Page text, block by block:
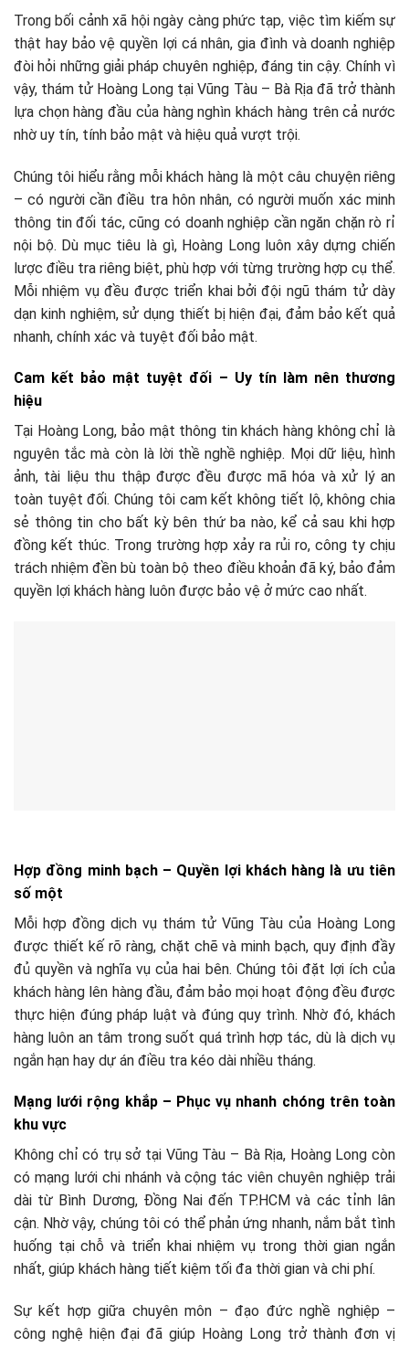
Trong bối cảnh xã hội ngày càng phức tạp, việc tìm kiếm sự
thật hay bảo vệ quyền lợi cá nhân, gia đình và doanh nghiệp
đòi hỏi những giải pháp chuyên nghiệp, đáng tin cậy. Chính vì
vậy, thám tử Hoàng Long tại Vũng Tàu – Bà Rịa đã trở thành
lựa chọn hàng đầu của hàng nghìn khách hàng trên cả nước
nhờ uy tín, tính bảo mật và hiệu quả vượt trội.
Chúng tôi hiểu rằng mỗi khách hàng là một câu chuyện riêng
– có người cần điều tra hôn nhân, có người muốn xác minh
thông tin đối tác, cũng có doanh nghiệp cần ngăn chặn rò rỉ
nội bộ. Dù mục tiêu là gì, Hoàng Long luôn xây dựng chiến
lược điều tra riêng biệt, phù hợp với từng trường hợp cụ thể.
Mỗi nhiệm vụ đều được triển khai bởi đội ngũ thám tử dày
dạn kinh nghiệm, sử dụng thiết bị hiện đại, đảm bảo kết quả
nhanh, chính xác và tuyệt đối bảo mật.
Cam kết bảo mật tuyệt đối – Uy tín làm nên thương
hiệu
Tại Hoàng Long, bảo mật thông tin khách hàng không chỉ là
nguyên tắc mà còn là lời thề nghề nghiệp. Mọi dữ liệu, hình
ảnh, tài liệu thu thập được đều được mã hóa và xử lý an
toàn tuyệt đối. Chúng tôi cam kết không tiết lộ, không chia
sẻ thông tin cho bất kỳ bên thứ ba nào, kể cả sau khi hợp
đồng kết thúc. Trong trường hợp xảy ra rủi ro, công ty chịu
trách nhiệm đền bù toàn bộ theo điều khoản đã ký, bảo đảm
quyền lợi khách hàng luôn được bảo vệ ở mức cao nhất.
Hợp đồng minh bạch – Quyền lợi khách hàng là ưu tiên
số một
Mỗi hợp đồng dịch vụ thám tử Vũng Tàu của Hoàng Long
được thiết kế rõ ràng, chặt chẽ và minh bạch, quy định đầy
đủ quyền và nghĩa vụ của hai bên. Chúng tôi đặt lợi ích của
khách hàng lên hàng đầu, đảm bảo mọi hoạt động đều được
thực hiện đúng pháp luật và đúng quy trình. Nhờ đó, khách
hàng luôn an tâm trong suốt quá trình hợp tác, dù là dịch vụ
ngắn hạn hay dự án điều tra kéo dài nhiều tháng.
Mạng lưới rộng khắp – Phục vụ nhanh chóng trên toàn
khu vực
Không chỉ có trụ sở tại Vũng Tàu – Bà Rịa, Hoàng Long còn
có mạng lưới chi nhánh và cộng tác viên chuyên nghiệp trải
dài từ Bình Dương, Đồng Nai đến TP.HCM và các tỉnh lân
cận. Nhờ vậy, chúng tôi có thể phản ứng nhanh, nắm bắt tình
huống tại chỗ và triển khai nhiệm vụ trong thời gian ngắn
nhất, giúp khách hàng tiết kiệm tối đa thời gian và chi phí.
Sự kết hợp giữa chuyên môn – đạo đức nghề nghiệp –
công nghệ hiện đại đã giúp Hoàng Long trở thành đơn vị